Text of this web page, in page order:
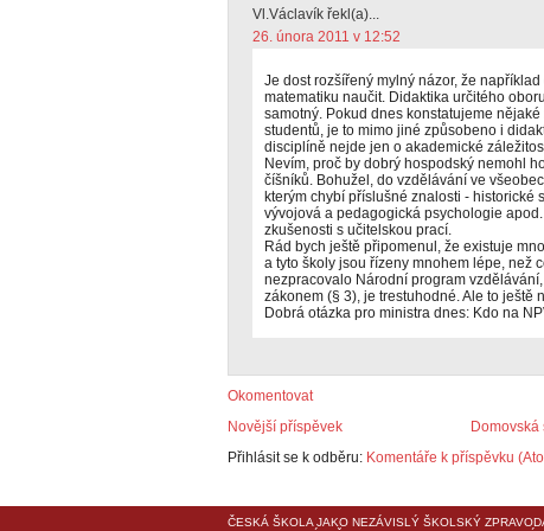
Vl.Václavík řekl(a)...
26. února 2011 v 12:52
Je dost rozšířený mylný názor, že
matematiku naučit. Didaktika určitého
samotný. Pokud dnes konstatujeme
studentů, je to mimo jiné způsobeno i
disciplíně nejde jen o akademické
Nevím, proč by dobrý hospodský nemohl
číšníků. Bohužel, do vzdělávání ve
kterým chybí příslušné znalosti - historické
vývojová a pedagogická psychologie
zkušenosti s učitelskou prací.
Rád bych ještě připomenul, že existuje
a tyto školy jsou řízeny mnohem lépe, než
nezpracovalo Národní program
zákonem (§ 3), je trestuhodné. Ale to ještě
Dobrá otázka pro ministra dnes: Kdo na
Okomentovat
Novější příspěvek
Domovská
Přihlásit se k odběru: Komentáře k příspěvku
ČESKÁ ŠKOLA JAKO NEZÁVISLÝ ŠKOLSKÝ